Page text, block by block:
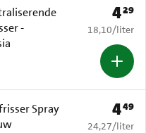
-
Prijs:
429
€ 18,10 per
18,10/liter
Prijs:
449
€ 24,27 per
24,27/liter